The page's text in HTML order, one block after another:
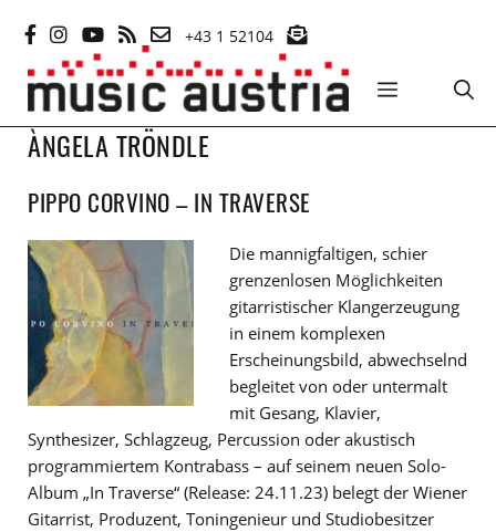
Inhalt
springen
+43 1 52104
MENÜ
ÀNGELA TRÖNDLE
PIPPO CORVINO – IN TRAVERSE
Die mannigfaltigen, schier
grenzenlosen Möglichkeiten
gitarristischer Klangerzeugung
in einem komplexen
Erscheinungsbild, abwechselnd
begleitet von oder untermalt
mit Gesang, Klavier,
Synthesizer, Schlagzeug, Percussion oder akustisch
programmiertem Kontrabass – auf seinem neuen Solo-
Album „In Traverse“ (Release: 24.11.23) belegt der Wiener
Gitarrist, Produzent, Toningenieur und Studiobesitzer